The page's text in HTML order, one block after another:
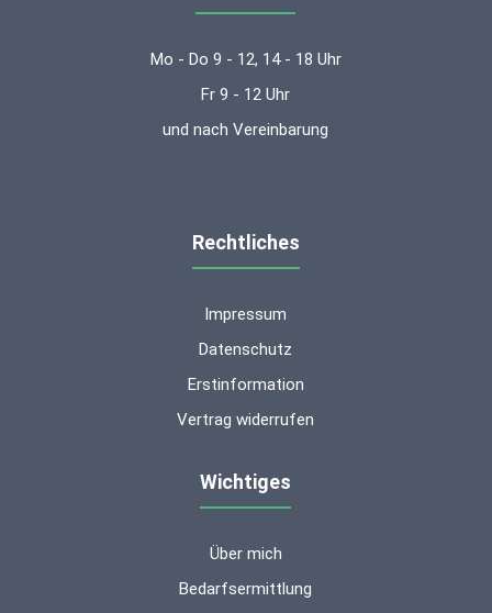
Mo - Do 9 - 12, 14 - 18 Uhr
Fr 9 - 12 Uhr
und nach Vereinbarung
Rechtliches
Impressum
Datenschutz
Erstinformation
Vertrag widerrufen
Wichtiges
Über mich
Bedarfsermittlungms-finanzen GmbH